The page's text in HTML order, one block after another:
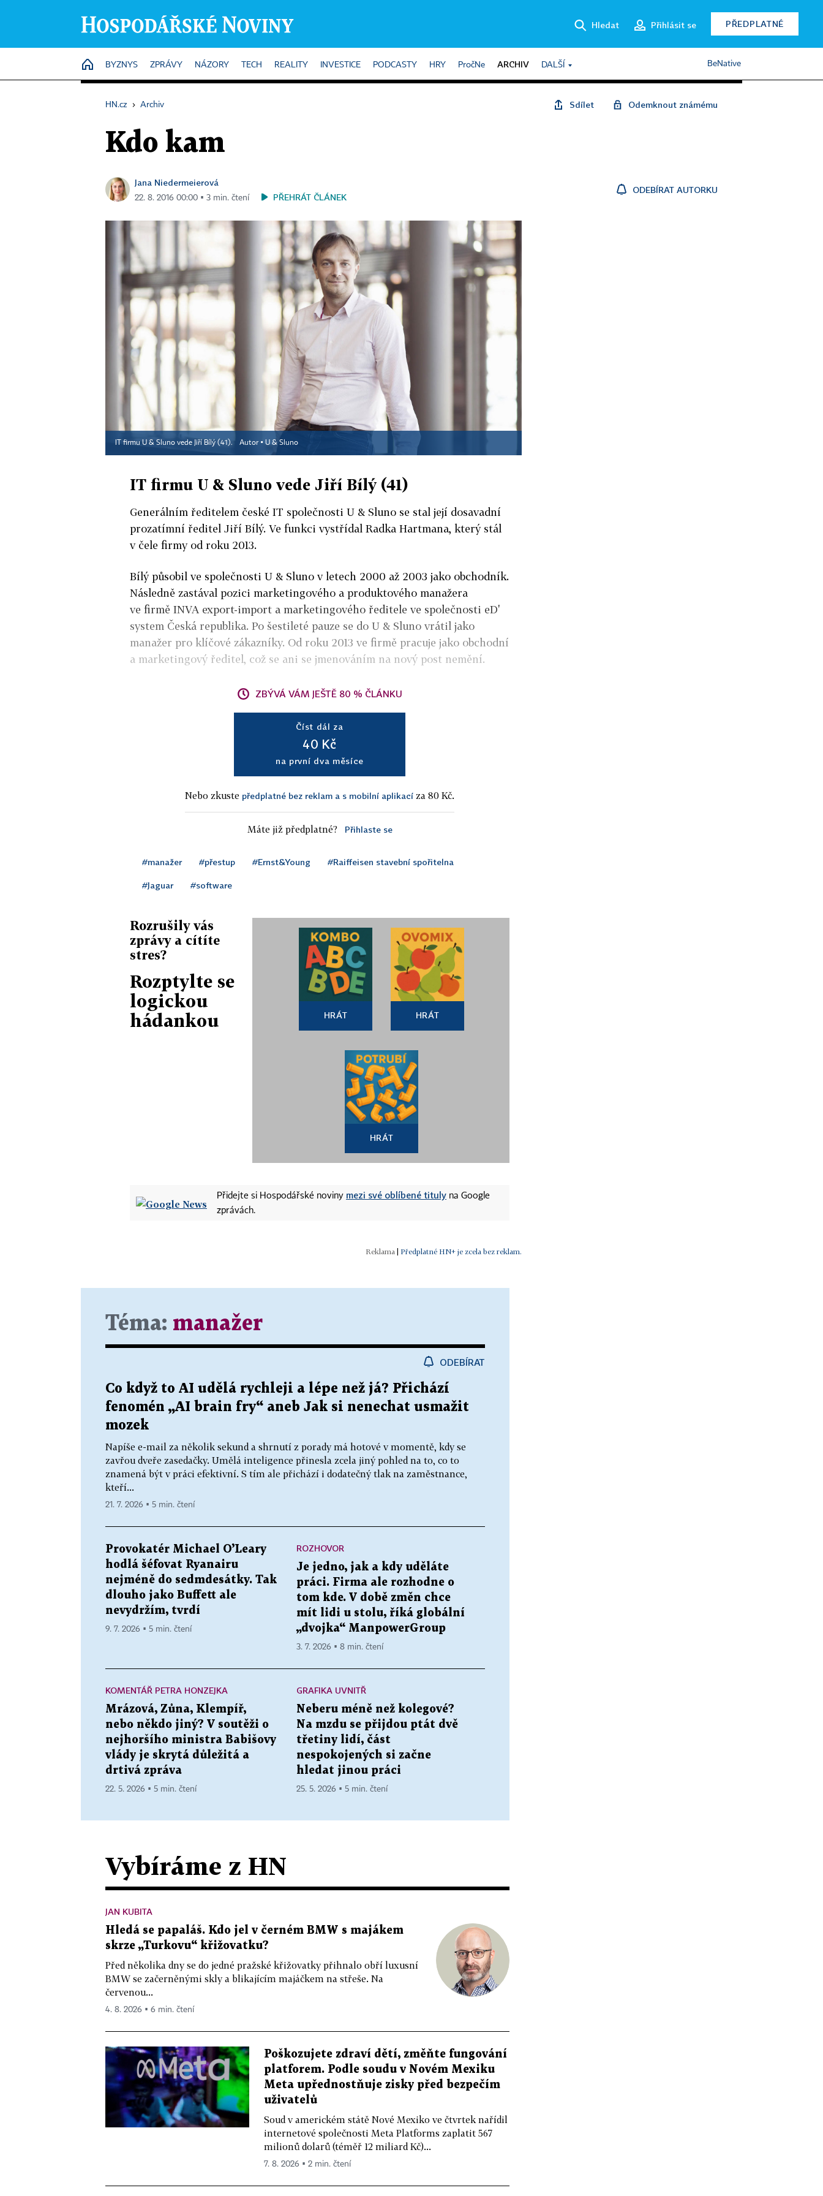
Hledat Přihlásit se PŘEDPLATNÉ
HOME
BYZNYS ZPRÁVY NÁZORY TECH REALITY INVESTICE PODCASTY HRY PročNe ARCHIV DALŠÍ BeNative
HN.cz › Archiv Sdílet Odemknout známému
Kdo kam
Jana Niedermeierová
22. 8. 2016 00:00 ▪ 3 min. čtení PŘEHRÁT ČLÁNEK
ODEBÍRAT AUTORKU
IT firmu U & Sluno vede Jiří Bílý (41). Autor ▪ U & Sluno
IT firmu U & Sluno vede Jiří Bílý (41)
Generálním ředitelem české IT společnosti U & Sluno se stal její dosavadní
prozatímní ředitel Jiří Bílý. Ve funkci vystřídal Radka Hartmana, který stál
v čele firmy od roku 2013.
Bílý působil ve společnosti U & Sluno v letech 2000 až 2003 jako obchodník.
Následně zastával pozici marketingového a produktového manažera
ve firmě INVA export-import a marketingového ředitele ve společnosti eD'
system Česká republika. Po šestileté pauze se do U & Sluno vrátil jako
manažer pro klíčové zákazníky. Od roku 2013 ve firmě pracuje jako obchodní
a marketingový ředitel, což se ani se jmenováním na nový post nemění.
ZBÝVÁ VÁM JEŠTĚ 80 % ČLÁNKU
Číst dál za
40 Kč
na první dva měsíce
Nebo zkuste předplatné bez reklam a s mobilní aplikací za 80 Kč.
Máte již předplatné? Přihlaste se
#manažer #přestup #Ernst&Young #Raiffeisen stavební spořitelna
#Jaguar #software
Rozrušily vás
zprávy a cítíte
stres?
Rozptylte se
logickou
hádankou
HRÁT HRÁT
HRÁT
Přidejte si Hospodářské noviny mezi své oblíbené tituly na Google
zprávách.
| Předplatné HN+ je zcela bez reklam.
Téma: manažer
ODEBÍRAT
Co když to AI udělá rychleji a lépe než já? Přichází
fenomén „AI brain fry“ aneb Jak si nenechat usmažit
mozek
Napíše e-mail za několik sekund a shrnutí z porady má hotové v momentě, kdy se
zavřou dveře zasedačky. Umělá inteligence přinesla zcela jiný pohled na to, co to
znamená být v práci efektivní. S tím ale přichází i dodatečný tlak na zaměstnance,
kteří...
21. 7. 2026 ▪ 5 min. čtení
Provokatér Michael O’Leary
hodlá šéfovat Ryanairu
nejméně do sedmdesátky. Tak
dlouho jako Buffett ale
nevydržím, tvrdí
9. 7. 2026 ▪ 5 min. čtení
ROZHOVOR
Je jedno, jak a kdy uděláte
práci. Firma ale rozhodne o
tom kde. V době změn chce
mít lidi u stolu, říká globální
„dvojka“ ManpowerGroup
3. 7. 2026 ▪ 8 min. čtení
KOMENTÁŘ PETRA HONZEJKA
Mrázová, Zůna, Klempíř,
nebo někdo jiný? V soutěži o
nejhoršího ministra Babišovy
vlády je skrytá důležitá a
drtivá zpráva
22. 5. 2026 ▪ 5 min. čtení
GRAFIKA UVNITŘ
Neberu méně než kolegové?
Na mzdu se přijdou ptát dvě
třetiny lidí, část
nespokojených si začne
hledat jinou práci
25. 5. 2026 ▪ 5 min. čtení
Vybíráme z HN
JAN KUBITA
Hledá se papaláš. Kdo jel v černém BMW s majákem
skrze „Turkovu“ křižovatku?
Před několika dny se do jedné pražské křižovatky přihnalo obří luxusní
BMW se začerněnými skly a blikajícím majáčkem na střeše. Na
červenou...
4. 8. 2026 ▪ 6 min. čtení
Poškozujete zdraví dětí, změňte fungování
platforem. Podle soudu v Novém Mexiku
Meta upřednostňuje zisky před bezpečím
uživatelů
Soud v americkém státě Nové Mexiko ve čtvrtek nařídil
internetové společnosti Meta Platforms zaplatit 567
milionů dolarů (téměř 12 miliard Kč)...
7. 8. 2026 ▪ 2 min. čtení